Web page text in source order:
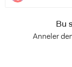
Bu
Anneler